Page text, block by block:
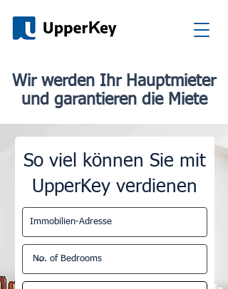
Wir werden Ihr Hauptmieter
und garantieren die Miete
So viel können Sie mit
UpperKey verdienen